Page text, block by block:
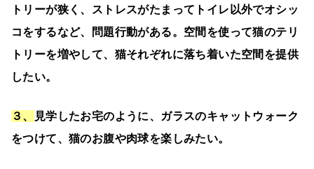
トリーが狭く、ストレスがたまってトイレ以外でオシッ
コをするなど、問題行動がある。空間を使って猫のテリ
トリーを増やして、猫それぞれに落ち着いた空間を提供
したい。
３、
見学したお宅のように、ガラスのキャットウォーク
をつけて、猫のお腹や肉球を楽しみたい。